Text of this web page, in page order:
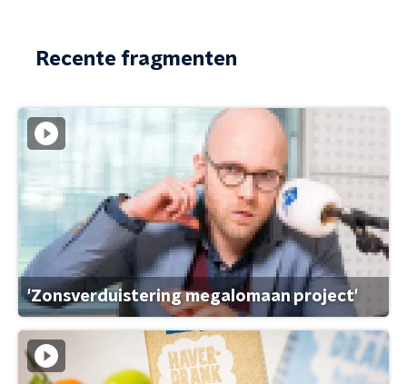
Recente fragmenten
'Zonsverduistering megalomaan project'